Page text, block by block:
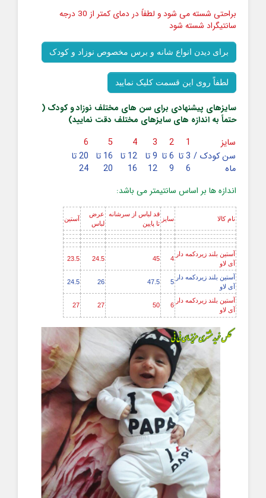
براحتی شسته می شود و لطفاً در دمای کمتر از 30 درجه
سانتیگراد شسته شود
برای دیدن انواع شانه و برس مخصوص نوزاد و کودک
لطفاً روی این قسمت کلیک نمایید
سایزهای پیشنهادی برای سن های مختلف نوزاد و کودک (
حتماً به اندازه های سایزهای مختلف دقت نمایید)
سایز 1
2
3
4
5
6
سن کودک /
ماه
3 تا
6
6 تا
9
9 تا
12
12 تا
16
16 تا
20
20 تا
24
اندازه ها بر اساس سانتیمتر می باشد:
نام کالا سایز
قد لباس از سرشانه
تا پایین
عرض
لباس
آستین
آستین بلند زیردکمه دار
آی لاو
4
45
24.5
23.5
آستین بلند زیردکمه دار
آی لاو
5
47.5
26
24.5
آستین بلند زیردکمه دار
آی لاو
6
50
27
27